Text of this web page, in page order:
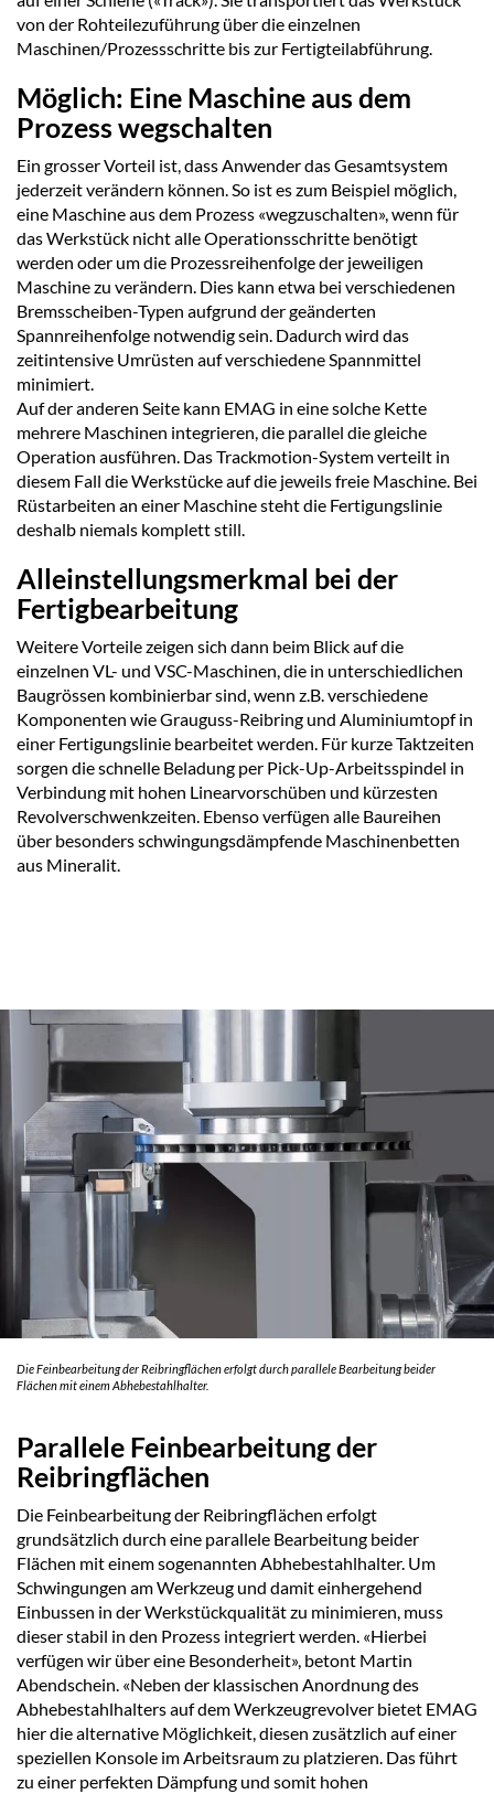
von der Rohteilezuführung über die einzelnen
Maschinen/Prozessschritte bis zur Fertigteilabführung.
Möglich: Eine Maschine aus dem
Prozess wegschalten
Ein grosser Vorteil ist, dass Anwender das Gesamtsystem
jederzeit verändern können. So ist es zum Beispiel möglich,
eine Maschine aus dem Prozess «wegzuschalten», wenn für
das Werkstück nicht alle Operationsschritte benötigt
werden oder um die Prozessreihenfolge der jeweiligen
Maschine zu verändern. Dies kann etwa bei verschiedenen
Bremsscheiben-Typen aufgrund der geänderten
Spannreihenfolge notwendig sein. Dadurch wird das
zeitintensive Umrüsten auf verschiedene Spannmittel
minimiert.
Auf der anderen Seite kann EMAG in eine solche Kette
mehrere Maschinen integrieren, die parallel die gleiche
Operation ausführen. Das Trackmotion-System verteilt in
diesem Fall die Werkstücke auf die jeweils freie Maschine. Bei
Rüstarbeiten an einer Maschine steht die Fertigungslinie
deshalb niemals komplett still.
Alleinstellungsmerkmal bei der
Fertigbearbeitung
Weitere Vorteile zeigen sich dann beim Blick auf die
einzelnen VL- und VSC-Maschinen, die in unterschiedlichen
Baugrössen kombinierbar sind, wenn z.B. verschiedene
Komponenten wie Grauguss-Reibring und Aluminiumtopf in
einer Fertigungslinie bearbeitet werden. Für kurze Taktzeiten
sorgen die schnelle Beladung per Pick-Up-Arbeitsspindel in
Verbindung mit hohen Linearvorschüben und kürzesten
Revolverschwenkzeiten. Ebenso verfügen alle Baureihen
über besonders schwingungsdämpfende Maschinenbetten
aus Mineralit.
Die Feinbearbeitung der Reibringflächen erfolgt durch parallele Bearbeitung beider
Flächen mit einem Abhebestahlhalter.
Parallele Feinbearbeitung der
Reibringflächen
Die Feinbearbeitung der Reibringflächen erfolgt
grundsätzlich durch eine parallele Bearbeitung beider
Flächen mit einem sogenannten Abhebestahlhalter. Um
Schwingungen am Werkzeug und damit einhergehend
Einbussen in der Werkstückqualität zu minimieren, muss
dieser stabil in den Prozess integriert werden. «Hierbei
verfügen wir über eine Besonderheit», betont Martin
Abendschein. «Neben der klassischen Anordnung des
Abhebestahlhalters auf dem Werkzeugrevolver bietet EMAG
hier die alternative Möglichkeit, diesen zusätzlich auf einer
speziellen Konsole im Arbeitsraum zu platzieren. Das führt
zu einer perfekten Dämpfung und somit hohen